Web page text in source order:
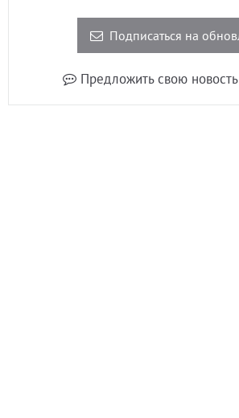
Подписаться на
Предложить свою